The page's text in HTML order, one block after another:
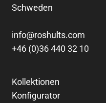
Schweden
info@roshults.com
+46 (0)36 440 32 10
Kollektionen
Konfigurator